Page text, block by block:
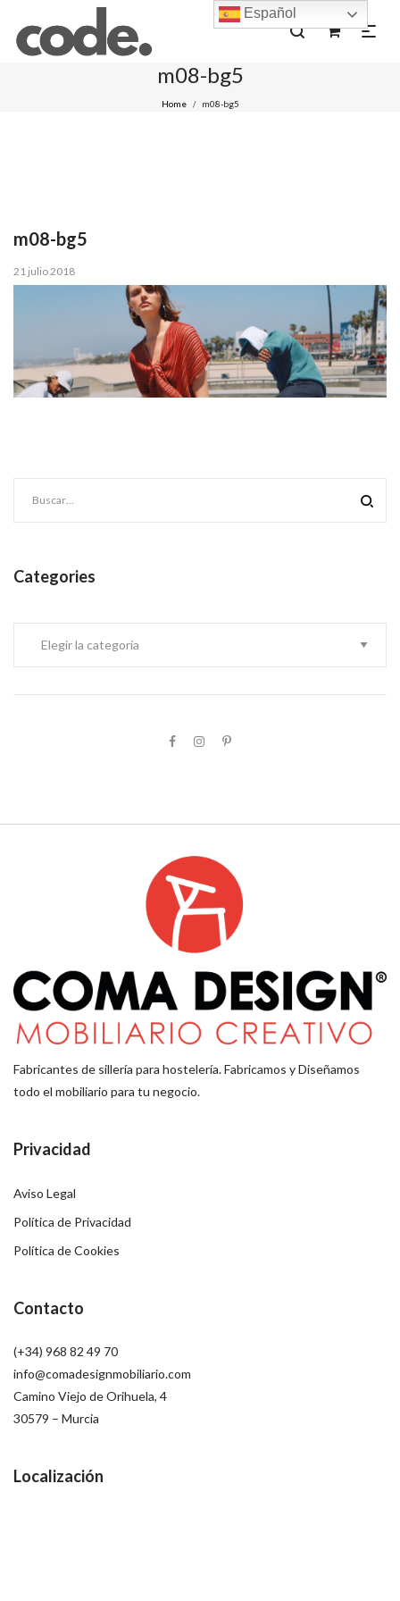
m08-bg5
Home / m08-bg5
m08-bg5
Posted
on
21 julio 2018
Categories
Fabricantes de sillería para hostelería. Fabricamos y Diseñamos
todo el mobiliario para tu negocio.
Privacidad
Aviso Legal
Política de Privacidad
Política de Cookies
Contacto
(+34) 968 82 49 70
info@comadesignmobiliario.com
Camino Viejo de Orihuela, 4
30579 – Murcia
Localización
Español